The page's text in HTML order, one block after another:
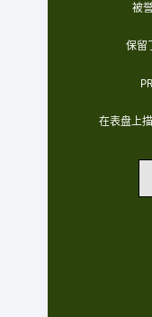
被
保留
在表盘上